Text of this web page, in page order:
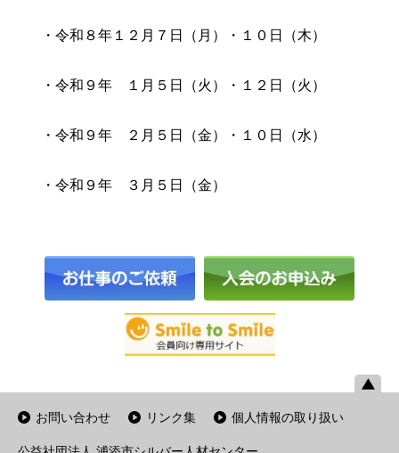
・令和８年１２月７日（月）・１０日（木）
・令和９年 １月５日（火）・１２日（火）
・令和９年 ２月５日（金）・１０日（水）
・令和９年 ３月５日（金）
お問い合わせ リンク集 個人情報の取り扱い